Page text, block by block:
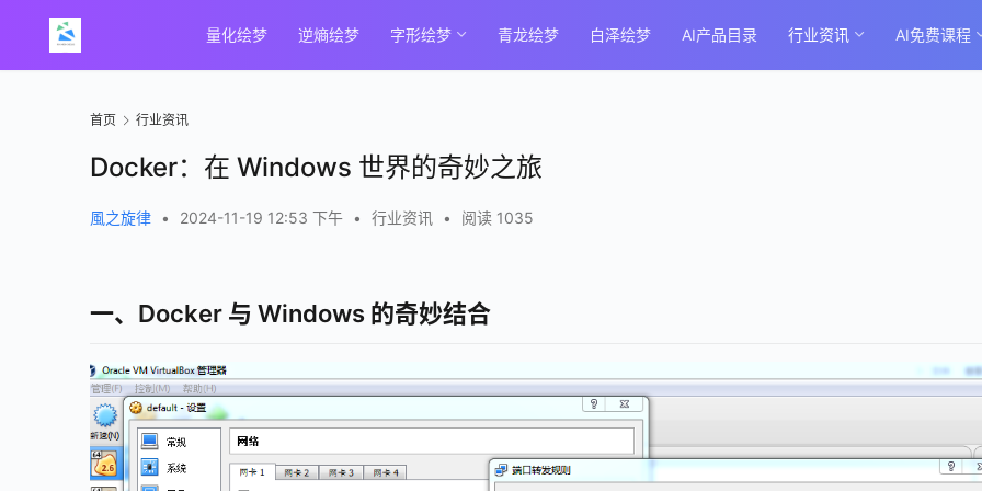
量化绘梦 逆熵绘梦 字形绘梦 青龙绘梦 白泽绘梦 AI产品目录 行业资讯 AI免费课程
首页 行业资讯
Docker：在 Windows 世界的奇妙之旅
風之旋律 • 2024-11-19 12:53 下午 • 行业资讯 • 阅读 1035
一、Docker 与 Windows 的奇妙结合